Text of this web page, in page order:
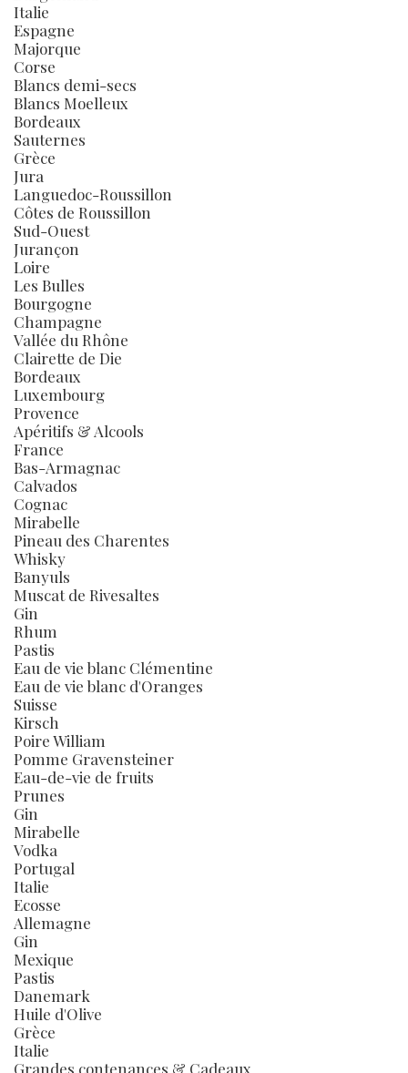
Italie
Espagne
Majorque
Corse
Blancs demi-secs
Blancs Moelleux
Bordeaux
Sauternes
Grèce
Jura
Languedoc-Roussillon
Côtes de Roussillon
Sud-Ouest
Jurançon
Loire
Les Bulles
Bourgogne
Champagne
Vallée du Rhône
Clairette de Die
Bordeaux
Luxembourg
Provence
Apéritifs & Alcools
France
Bas-Armagnac
Calvados
Cognac
Mirabelle
Pineau des Charentes
Whisky
Banyuls
Muscat de Rivesaltes
Gin
Rhum
Pastis
Eau de vie blanc Clémentine
Eau de vie blanc d'Oranges
Suisse
Kirsch
Poire William
Pomme Gravensteiner
Eau-de-vie de fruits
Prunes
Gin
Mirabelle
Vodka
Portugal
Italie
Ecosse
Allemagne
Gin
Mexique
Pastis
Danemark
Huile d'Olive
Grèce
Italie
Grandes contenances & Cadeaux